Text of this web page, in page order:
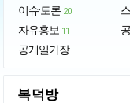
이슈·토론 20
자유홍보 11
공개일기장
복덕방